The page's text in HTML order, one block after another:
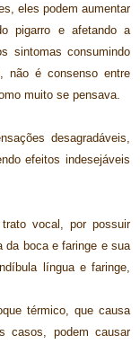
eles podem aumentar
pigarro e afetando a
sintomas consumindo
não é consenso entre
muito se pensava.
desagradáveis,
efeitos indesejáveis
vocal, por possuir
da boca e faringe e sua
língua e faringe,
térmico, que causa
casos, podem causar